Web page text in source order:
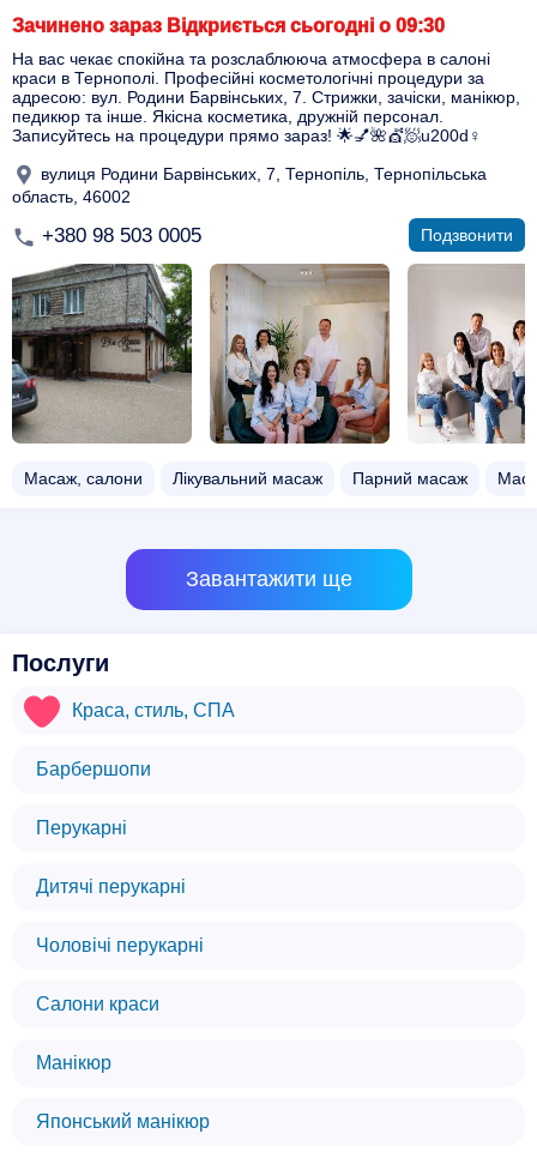
Зачинено зараз Відкриється сьогодні о 09:30
На вас чекає спокійна та розслаблююча атмосфера в салоні
краси в Тернополі. Професійні косметологічні процедури за
адресою: вул. Родини Барвінських, 7. Стрижки, зачіски, манікюр,
педикюр та інше. Якісна косметика, дружній персонал.
Записуйтесь на процедури прямо зараз! 🌟💅🌺💇🧖u200d♀️
вулиця Родини Барвінських, 7, Тернопіль, Тернопільська
область, 46002
+380 98 503 0005 Подзвонити
Масаж, салони Лікувальний масаж Парний масаж
Завантажити ще
Послуги
Краса, стиль, СПА
Барбершопи
Перукарні
Дитячі перукарні
Чоловічі перукарні
Салони краси
Манікюр
Японський манікюр